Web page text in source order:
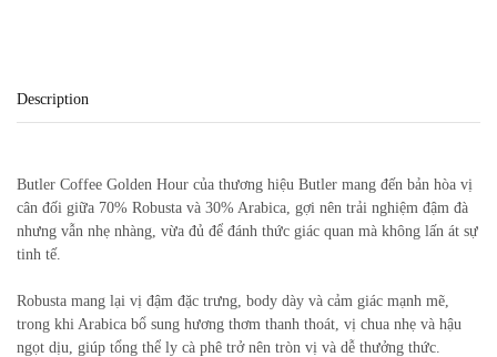
Description
Butler Coffee Golden Hour của thương hiệu Butler mang đến bản hòa vị
cân đối giữa 70% Robusta và 30% Arabica, gợi nên trải nghiệm đậm đà
nhưng vẫn nhẹ nhàng, vừa đủ để đánh thức giác quan mà không lấn át sự
tinh tế.
Robusta mang lại vị đậm đặc trưng, body dày và cảm giác mạnh mẽ,
trong khi Arabica bổ sung hương thơm thanh thoát, vị chua nhẹ và hậu
ngọt dịu, giúp tổng thể ly cà phê trở nên tròn vị và dễ thưởng thức.